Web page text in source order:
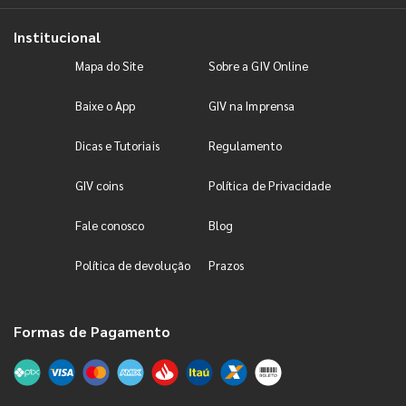
Institucional
Mapa do Site Sobre a GIV Online
Baixe o App GIV na Imprensa
Dicas e Tutoriais Regulamento
GIV coins Política de Privacidade
Fale conosco Blog
Política de devolução Prazos
Formas de Pagamento